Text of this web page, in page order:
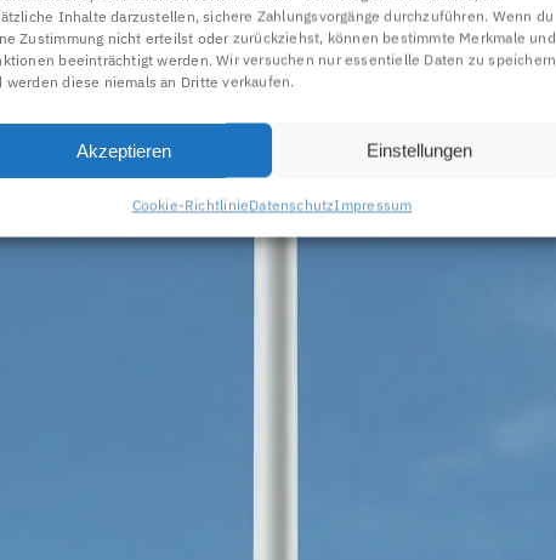
Inhalte darzustellen, sichere Zahlungsvorgänge durchzuführen. Wenn du
Zustimmung nicht erteilst oder zurückziehst, können bestimmte Merkmale und
beeinträchtigt werden. Wir versuchen nur essentielle Daten zu speichern
werden diese niemals an Dritte verkaufen.
Akzeptieren Einstellungen
Cookie-RichtlinieDatenschutzImpressum